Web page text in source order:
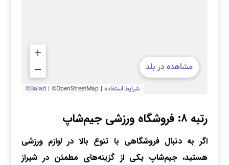
رتبه ۸: فروشگاه ورزشی جیم‌شاپ
اگر به دنبال فروشگاهی با تنوع بالا در لوازم ورزشی
هستید، جیم‌شاپ یکی از گزینه‌های مطمئن در شیراز